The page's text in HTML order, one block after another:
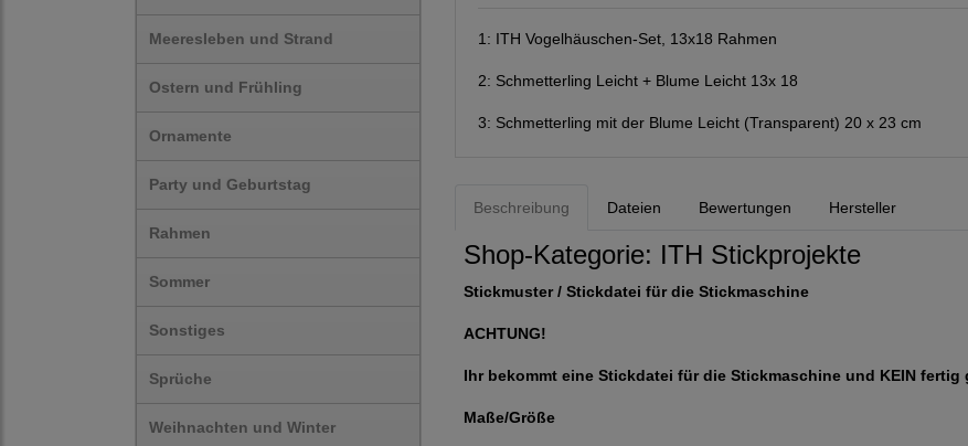
Meeresleben und Strand
Ostern und Frühling
Ornamente
Party und Geburtstag
Rahmen
Sommer
Sonstiges
Sprüche
Weihnachten und Winter
1: ITH Vogelhäuschen-Set, 13x18 Rahmen
2: Schmetterling Leicht + Blume Leicht 13x 18
3: Schmetterling mit der Blume Leicht (Transparent) 20 x 23 cm
Beschreibung Dateien Bewertungen Hersteller
Shop-Kategorie: ITH Stickprojekte
Stickmuster / Stickdatei für die Stickmaschine
ACHTUNG!
Ihr bekommt eine Stickdatei für die Stickmaschine und KEIN
Maße/Größe